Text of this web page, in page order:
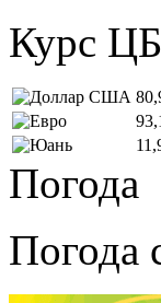
Курс
Погода
Погода